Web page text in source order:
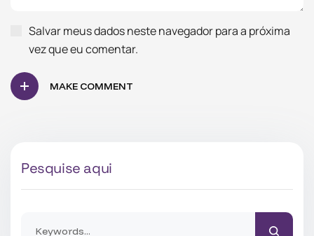
Salvar meus dados neste navegador para a próxima
vez que eu comentar.
MAKE COMMENT
Pesquise aqui